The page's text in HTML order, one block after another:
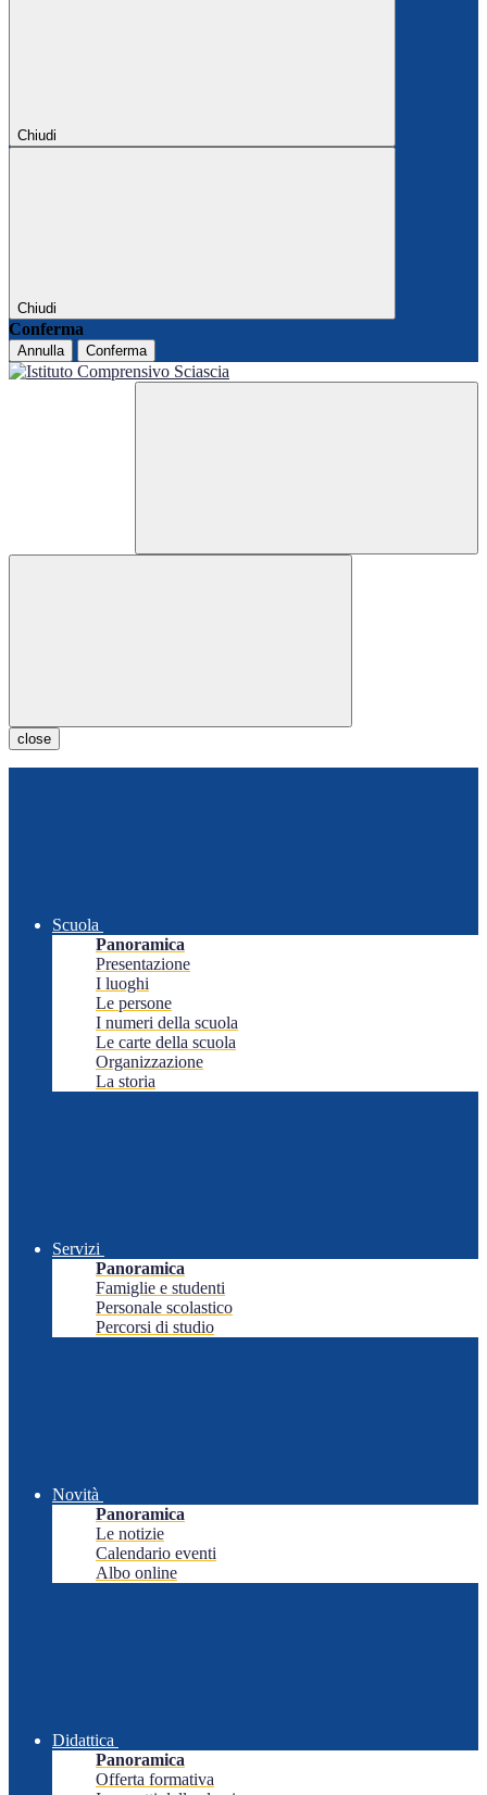
Chiudi
Chiudi
Conferma
Annulla Conferma
close
Scuola
Panoramica
Presentazione
I luoghi
Le persone
I numeri della scuola
Le carte della scuola
Organizzazione
La storia
Servizi
Panoramica
Famiglie e studenti
Personale scolastico
Percorsi di studio
Novità
Panoramica
Le notizie
Calendario eventi
Albo online
Didattica
Panoramica
Offerta formativa